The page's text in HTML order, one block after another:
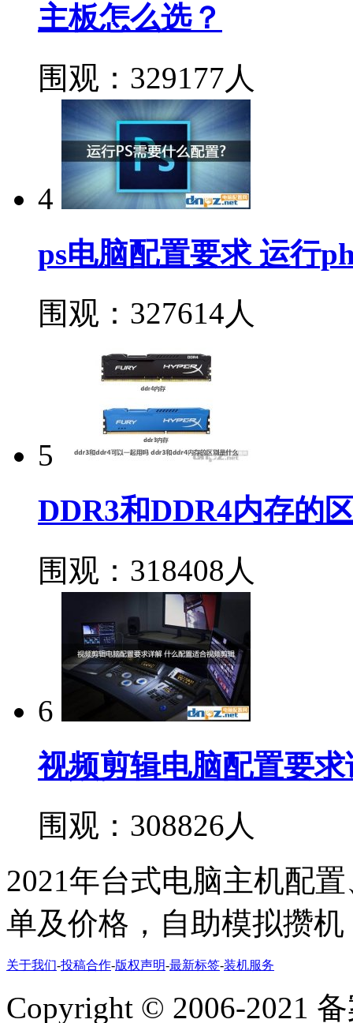
主板怎么选？
围观：329177人
4
ps电脑配置要求 运行
围观：327614人
5
DDR3和DDR4内存的
围观：318408人
6
视频剪辑电脑配置要
围观：308826人
2021年台式电脑主机配
单及价格，自助模拟攒机
关于我们-投稿合作-版权声明-最新标签-装机服务
Copyright © 2006-2021